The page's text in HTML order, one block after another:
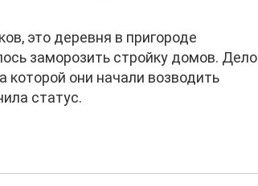
это деревня в пригороде
заморозить стройку домов. Дело
которой они начали возводить
статус.